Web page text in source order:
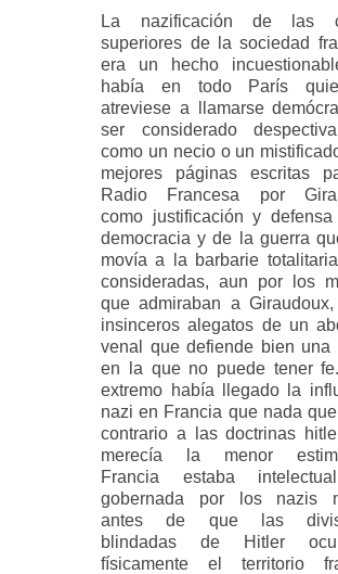
La nazificación de las
superiores de la sociedad
era un hecho
había en todo París
atreviese a llamarse
ser considerado
como un necio o un
mejores páginas escritas
Radio Francesa por
como justificación y
democracia y de la guerra
movía a la barbarie
consideradas, aun por los
que admiraban a
insinceros alegatos de un
venal que defiende bien una
en la que no puede tener
extremo había llegado la
nazi en Francia que nada
contrario a las doctrinas
merecía la menor
Francia estaba
gobernada por los nazis
antes de que las
blindadas de Hitler
físicamente el territorio